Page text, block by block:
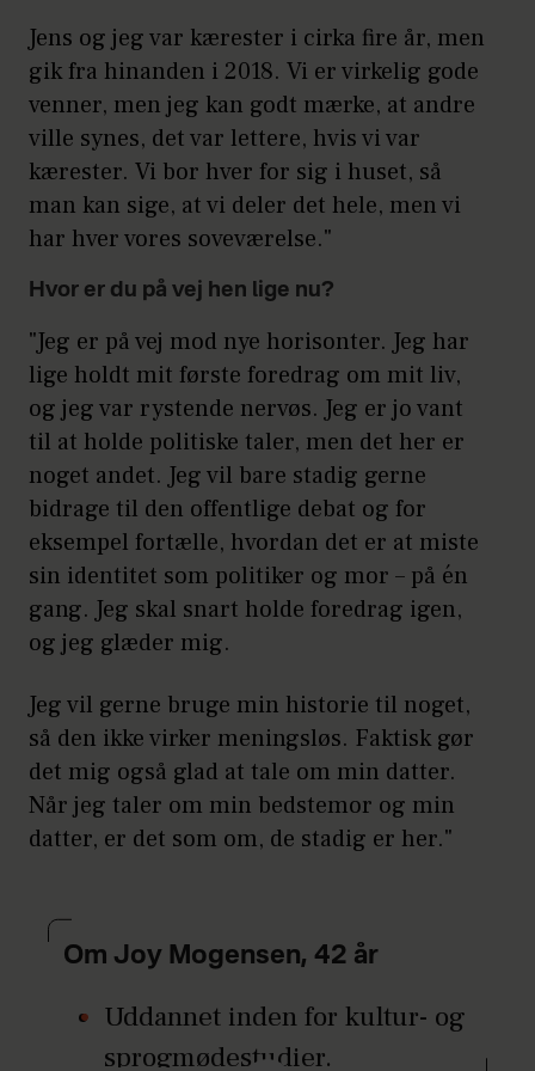
Jens og jeg var kærester i cirka fire år, men
gik fra hinanden i 2018. Vi er virkelig gode
venner, men jeg kan godt mærke, at andre
ville synes, det var lettere, hvis vi var
kærester. Vi bor hver for sig i huset, så
man kan sige, at vi deler det hele, men vi
har hver vores soveværelse."
Hvor er du på vej hen lige nu?
"Jeg er på vej mod nye horisonter. Jeg har
lige holdt mit første foredrag om mit liv,
og jeg var rystende nervøs. Jeg er jo vant
til at holde politiske taler, men det her er
noget andet. Jeg vil bare stadig gerne
bidrage til den offentlige debat og for
eksempel fortælle, hvordan det er at miste
sin identitet som politiker og mor – på én
gang. Jeg skal snart holde foredrag igen,
og jeg glæder mig.
Jeg vil gerne bruge min historie til noget,
så den ikke virker meningsløs. Faktisk gør
det mig også glad at tale om min datter.
Når jeg taler om min bedstemor og min
datter, er det som om, de stadig er her."
Om Joy Mogensen, 42 år
Uddannet inden for kultur- og
sprogmødestudier.